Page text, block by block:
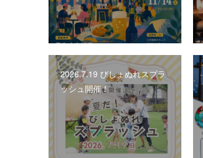
2026.7.19 びしょぬれスプラ
ッシュ開催！